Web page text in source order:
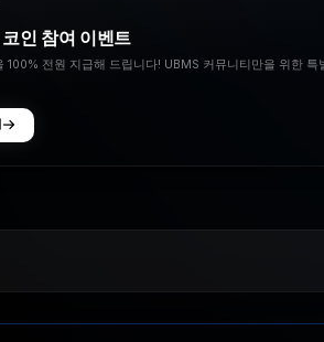
인 참여 이벤트
100% 전원 지급해 드립니다! UBMS 커뮤니티만을 위한 특